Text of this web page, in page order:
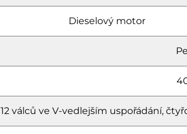
Dieselový motor
12 válců ve V-vedlejším uspořádání,